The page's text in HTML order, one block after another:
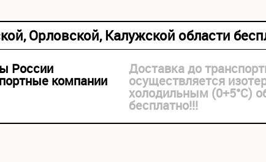
Орловской, Калужской области
России
компании
Доставка до
осуществляется
холодильным (0+5°С)
бесплатно!!!